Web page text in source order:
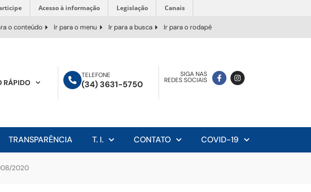
Acesso à informação Legislação Canais
o conteúdo Ir para o menu Ir para a busca Ir para o rodapé
RÁPIDO
TELEFONE
(34) 3631-5750
SIGA NAS
REDES SOCIAIS
TRANSPARÊNCIA T. I. CONTATO COVID-19
2020